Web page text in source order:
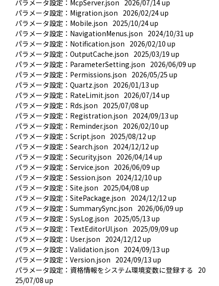
パラメータ設定：McpServer.json 2026/07/14 up
パラメータ設定：Migration.json 2026/02/24 up
パラメータ設定：Mobile.json 2025/10/24 up
パラメータ設定：NavigationMenus.json 2024/10/31 up
パラメータ設定：Notification.json 2026/02/10 up
パラメータ設定：OutputCache.json 2025/03/19 up
パラメータ設定：ParameterSetting.json 2026/06/09 up
パラメータ設定：Permissions.json 2026/05/25 up
パラメータ設定：Quartz.json 2026/01/13 up
パラメータ設定：RateLimit.json 2026/07/14 up
パラメータ設定：Rds.json 2025/07/08 up
パラメータ設定：Registration.json 2024/09/13 up
パラメータ設定：Reminder.json 2026/02/10 up
パラメータ設定：Script.json 2025/08/12 up
パラメータ設定：Search.json 2024/12/12 up
パラメータ設定：Security.json 2026/04/14 up
パラメータ設定：Service.json 2026/06/09 up
パラメータ設定：Session.json 2024/12/10 up
パラメータ設定：Site.json 2025/04/08 up
パラメータ設定：SitePackage.json 2024/12/12 up
パラメータ設定：SummarySync.json 2026/06/09 up
パラメータ設定：SysLog.json 2025/05/13 up
パラメータ設定：TextEditorUI.json 2025/09/09 up
パラメータ設定：User.json 2024/12/12 up
パラメータ設定：Validation.json 2024/09/13 up
パラメータ設定：Version.json 2024/09/13 up
パラメータ設定：資格情報をシステム環境変数に登録する
20
25/07/08 up